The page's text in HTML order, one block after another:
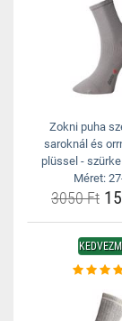
Zokni puha
saroknál és
plüssel -
Méret:
3050 Ft